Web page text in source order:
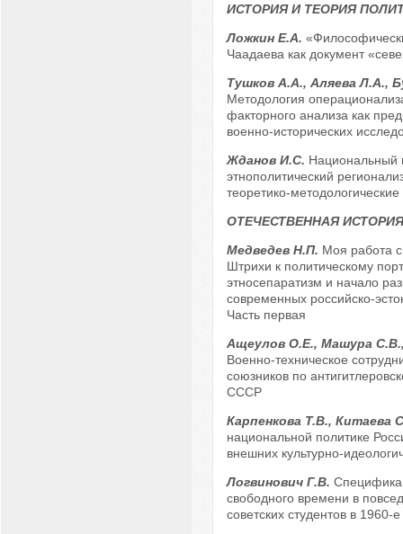
ИСТОРИЯ И ТЕОРИЯ
Ложкин Е.А.
Чаадаева как документ
Тушков А.А., Аляева Л.А.,
Методология
факторного анализа как
военно-исторических
Жданов И.С. Национальный
этнополитический
теоретико-методологические
ОТЕЧЕСТВЕННАЯ ИСТОРИЯ
Медведев Н.П. Моя работа
Штрихи к политическому
этносепаратизм и начало
современных российско-
Часть первая
Ащеулов О.Е., Машура
Военно-техническое
союзников по
СССР
Карпенкова Т.В., Китаева
национальной политике
внешних культурно-
Логвинович Г.В. Специфика
свободного времени в
советских студентов в 1960-е